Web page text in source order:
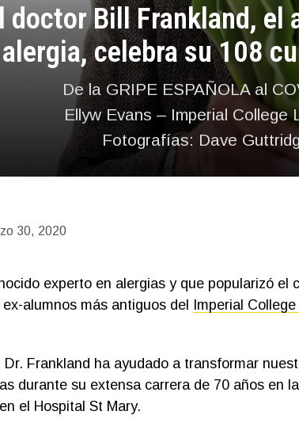
doctor Bill Frankland, el
alergia, celebra su 108
De la GRIPE ESPAÑOLA al
Ellyw Evans – Imperial College
Fotografías: Dave
30, 2020
experto en alergias y que popularizó el
alumnos más antiguos del Imperial
Frankland ha ayudado a transformar
durante su extensa carrera de 70 años en la
el Hospital St Mary.